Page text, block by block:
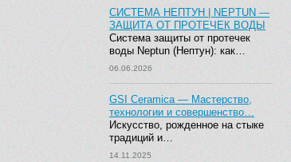
СИСТЕМА НЕПТУН | NEPTUN —
ЗАЩИТА ОТ ПРОТЕЧЕК ВОДЫ
Система защиты от протечек
воды Neptun (Нептун): как…
06.06.2026
GSI Ceramica — Мастерство,
технологии и совершенство…
Искусство, рожденное на стыке
традиций и…
14.11.2025